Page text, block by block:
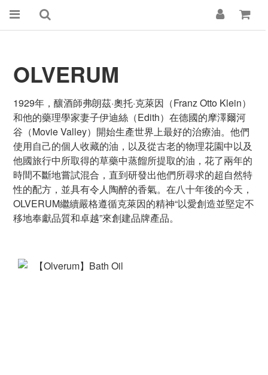
OLVERUM
1929年，釀酒師弗朗茲·奧托·克萊因（Franz Otto Klein）
和他的藥理學家妻子伊迪絲（Edith）在德國的摩澤爾河
谷（Movie Valley）開始生產世界上最好的治療油。他們
使用自己的個人收藏的油，以及從古老的物理花園中以及
他國旅行中所取得的草藥中蒸餾所提取的油，花了兩年的
時間不斷地嘗試混合，直到研發出他們所尋求的超自然特
性的配方，並具有令人陶醉的香氣。在八十年後的今天，
OLVERUM繼續嚴格遵循克萊因的精神“以愛創造並堅定不
移地奉獻品質和卓越”來創建品牌產品。